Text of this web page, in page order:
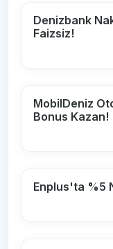
Denizbank
Faizsiz!
MobilDeniz
Bonus Kazan!
Enplus'ta %5